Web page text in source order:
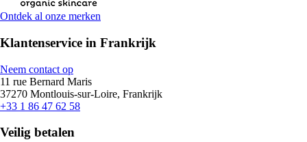
Ontdek al onze merken
Klantenservice in Frankrijk
Neem contact op
11 rue Bernard Maris
37270 Montlouis-sur-Loire, Frankrijk
+33 1 86 47 62 58
Veilig betalen